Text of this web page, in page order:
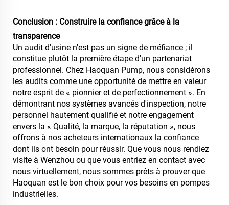
Conclusion : Construire la confiance grâce à la
transparence
Un audit d'usine n'est pas un signe de méfiance ; il
constitue plutôt la première étape d'un partenariat
professionnel. Chez Haoquan Pump, nous considérons
les audits comme une opportunité de mettre en valeur
notre esprit de « pionnier et de perfectionnement ». En
démontrant nos systèmes avancés d'inspection, notre
personnel hautement qualifié et notre engagement
envers la « Qualité, la marque, la réputation », nous
offrons à nos acheteurs internationaux la confiance
dont ils ont besoin pour réussir. Que vous nous rendiez
visite à Wenzhou ou que vous entriez en contact avec
nous virtuellement, nous sommes prêts à prouver que
Haoquan est le bon choix pour vos besoins en pompes
industrielles.